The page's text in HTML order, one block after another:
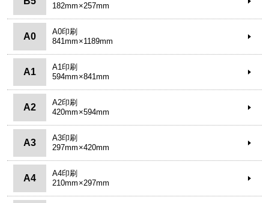
182mm×257mm
A0
A0印刷
841mm×1189mm
A1
A1印刷
594mm×841mm
A2
A2印刷
420mm×594mm
A3
A3印刷
297mm×420mm
A4
A4印刷
210mm×297mm